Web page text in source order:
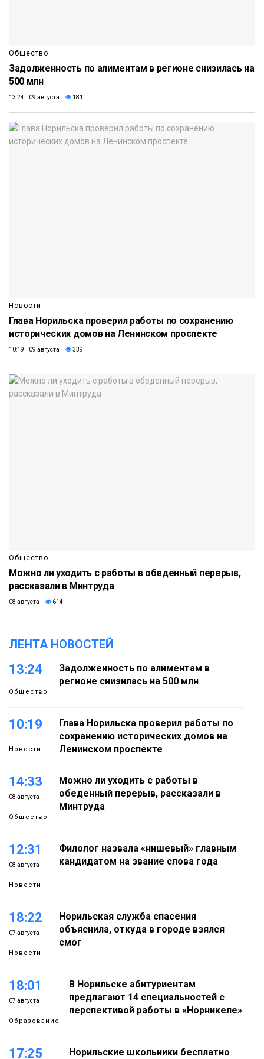
Общество
Задолженность по алиментам в регионе снизилась на
500 млн
13:24 09 августа 181
Новости
Глава Норильска проверил работы по сохранению
исторических домов на Ленинском проспекте
10:19 09 августа 339
Общество
Можно ли уходить с работы в обеденный перерыв,
рассказали в Минтруда
08 августа 614
ЛЕНТА НОВОСТЕЙ
13:24
Общество
Задолженность по алиментам в
регионе снизилась на 500 млн
10:19
Новости
Глава Норильска проверил работы по
сохранению исторических домов на
Ленинском проспекте
14:33
08 августа
Общество
Можно ли уходить с работы в
обеденный перерыв, рассказали в
Минтруда
12:31
08 августа
Новости
Филолог назвала «нишевый» главным
кандидатом на звание слова года
18:22
07 августа
Новости
Норильская служба спасения
объяснила, откуда в городе взялся
смог
18:01
07 августа
Образование
В Норильске абитуриентам
предлагают 14 специальностей с
перспективой работы в «Норникеле»
17:25
Норильские школьники бесплатно